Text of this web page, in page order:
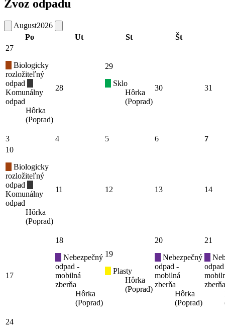
Zvoz odpadu
August2026
Po
Ut St Št
27
Biologicky
rozložiteľný
odpad
Komunálny
odpad
Hôrka
(Poprad)
28
29
Sklo
Hôrka
(Poprad)
30 31
3 4 5 6
7
10
Biologicky
rozložiteľný
odpad
Komunálny
odpad
Hôrka
(Poprad)
11 12 13 14
17
18
Nebezpečný
odpad -
mobilná
zberňa
Hôrka
(Poprad)
19
Plasty
Hôrka
(Poprad)
20
Nebezpečný
odpad -
mobilná
zberňa
Hôrka
(Poprad)
21
zberňa
24